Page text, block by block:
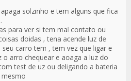
solzinho e tem alguns que fica
para ver si tem mal contato ou
doidas , tena acende luz de
seu carro tem , tem vez que ligar e
o arro chequear e aoaga a luz do
test de uz ou deligando a bateria
mesmo